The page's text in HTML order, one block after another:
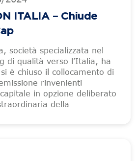
ITALIA – Chiude
società specializzata nel
di qualità verso l’Italia, ha
è chiuso il collocamento di
rinvenienti
in opzione deliberato
della